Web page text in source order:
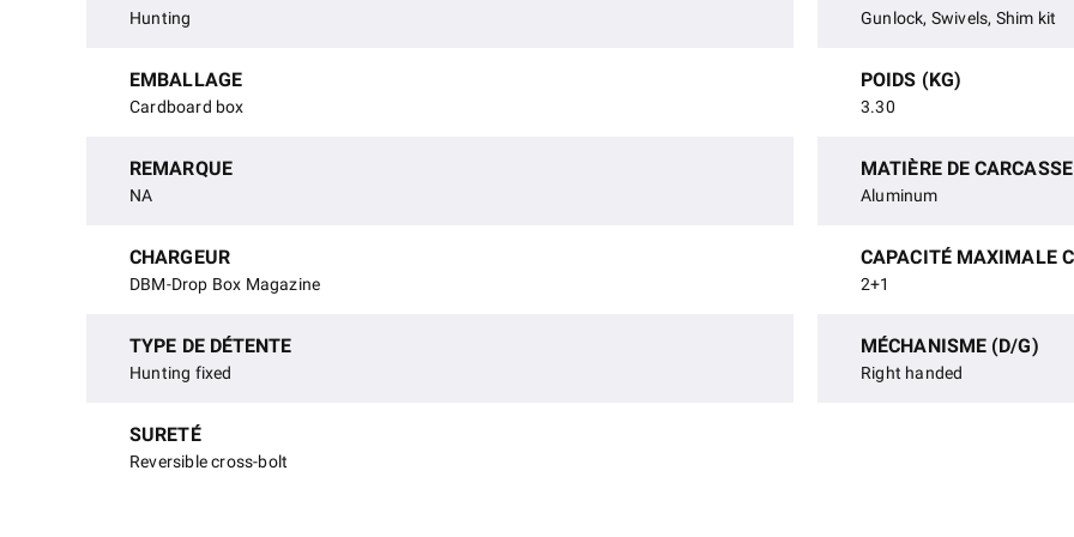
Hunting Gunlock, Swivels, Shim kit
EMBALLAGE
Cardboard box
POIDS (KG)
3.30
REMARQUE
NA
MATIÈRE DE CARCASSE
Aluminum
CHARGEUR
DBM-Drop Box Magazine
CAPACITÉ MAXIMALE
2+1
TYPE DE DÉTENTE
Hunting fixed
MÉCHANISME (D/G)
Right handed
SURETÉ
Reversible cross-bolt